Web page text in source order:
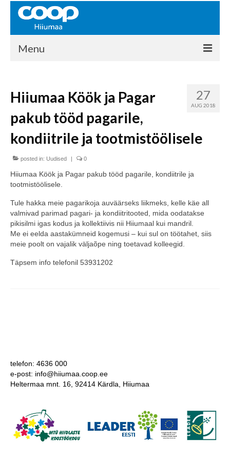
Menu
Kontakt
Liikmed
Ajalugu
KAUPLUSED
EHITUSKESKUS
KAUBAMAJA
KAMPAANIAD
COOP KLIENDIKAART
KINKEKAART
27
AUG 2018
Hiiumaa Köök ja Pagar
pakub tööd pagarile,
kondiitrile ja tootmistöölisele
posted in: Uudised | 0
Hiiumaa Köök ja Pagar pakub tööd pagarile, kondiitrile ja
tootmistöölisele.
Tule hakka meie pagarikoja auväärseks liikmeks, kelle käe all
valmivad parimad pagari- ja kondiitritooted, mida oodatakse
pikisilmi igas kodus ja kollektiivis nii Hiiumaal kui mandril.
Me ei eelda aastakümneid kogemusi – kui sul on töötahet, siis
meie poolt on vajalik väljaõpe ning toetavad kolleegid.
Täpsem info telefonil 53931202
telefon: 4636 000
e-post: info@hiiumaa.coop.ee
Heltermaa mnt. 16, 92414 Kärdla, Hiiumaa